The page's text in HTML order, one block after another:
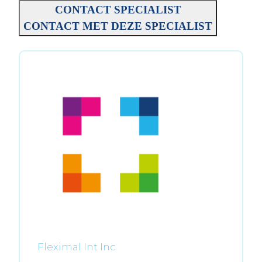
CONTACT SPECIALIST
CONTACT MET DEZE SPECIALIST
Fleximal Int Inc